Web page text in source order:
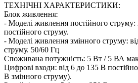
ТЕХНІЧНІ ХАРАКТЕРИСТИКИ:
Блок живлення:
- Моделі живлення постійного струму:
постійного струму.
- Моделі живлення змінного струму:
струму. 50/60 Гц
Споживана потужність: 5 Вт / 5 ВА
Цифрові входи: від 6 до 135 В
В змінного струму).